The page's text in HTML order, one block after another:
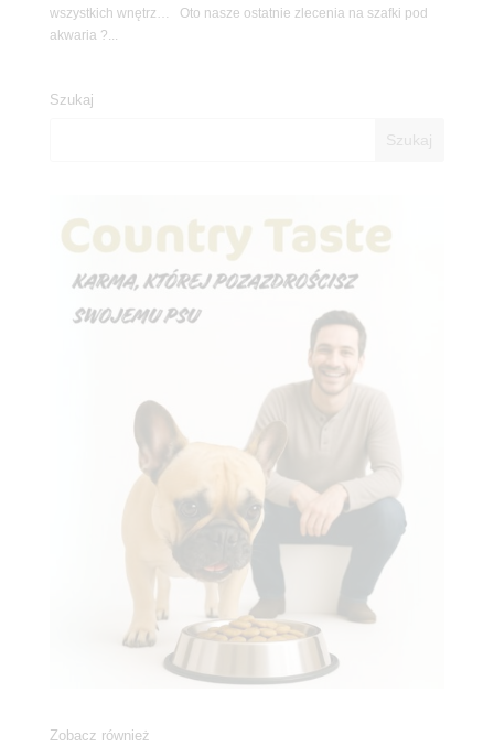
wszystkich wnętrz… Oto nasze ostatnie zlecenia na szafki pod
akwaria ?...
Szukaj
Zobacz również